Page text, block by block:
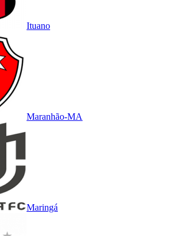
Ituano
Maranhão-MA
Maringá